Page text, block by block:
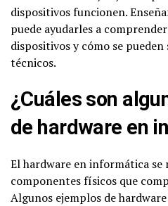
dispositivos funcionen.
puede ayudarles a
dispositivos y cómo se
técnicos.
¿Cuáles son
de hardware en
El hardware en informática se
componentes físicos que
Algunos ejemplos de